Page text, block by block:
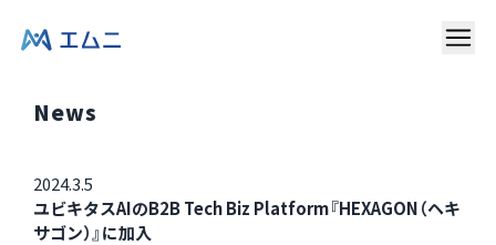
News
2024.3.5
ユビキタスAIのB2B Tech Biz Platform『HEXAGON（ヘキ
サゴン）』に加入